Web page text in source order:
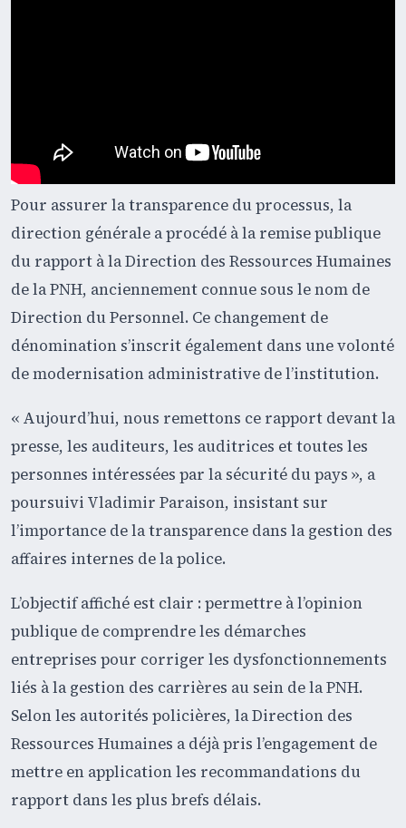
Pour assurer la transparence du processus, la
direction générale a procédé à la remise publique
du rapport à la Direction des Ressources Humaines
de la PNH, anciennement connue sous le nom de
Direction du Personnel. Ce changement de
dénomination s’inscrit également dans une volonté
de modernisation administrative de l’institution.
« Aujourd’hui, nous remettons ce rapport devant la
presse, les auditeurs, les auditrices et toutes les
personnes intéressées par la sécurité du pays », a
poursuivi Vladimir Paraison, insistant sur
l’importance de la transparence dans la gestion des
affaires internes de la police.
L’objectif affiché est clair : permettre à l’opinion
publique de comprendre les démarches
entreprises pour corriger les dysfonctionnements
liés à la gestion des carrières au sein de la PNH.
Selon les autorités policières, la Direction des
Ressources Humaines a déjà pris l’engagement de
mettre en application les recommandations du
rapport dans les plus brefs délais.